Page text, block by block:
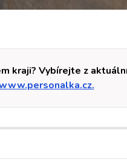
kraji? Vybírejte z